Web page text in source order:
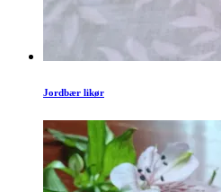
Jordbær likør